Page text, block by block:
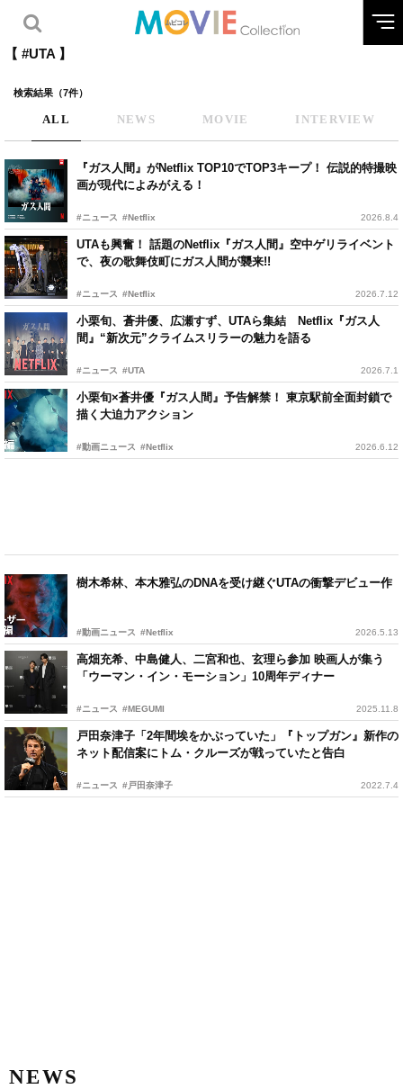
【 #UTA 】
検索結果（7件）
ALL NEWS MOVIE INTERVIEW
『ガス人間』がNetflix TOP10でTOP3キープ！ 伝説的特撮映
画が現代によみがえる！
#ニュース #Netflix 2026.8.4
UTAも興奮！ 話題のNetflix『ガス人間』空中ゲリライベント
で、夜の歌舞伎町にガス人間が襲来!!
#ニュース #Netflix 2026.7.12
小栗旬、蒼井優、広瀬すず、UTAら集結 Netflix『ガス人
間』“新次元”クライムスリラーの魅力を語る
#ニュース #UTA 2026.7.1
小栗旬×蒼井優『ガス人間』予告解禁！ 東京駅前全面封鎖で
描く大迫力アクション
#動画ニュース #Netflix 2026.6.12
樹木希林、本木雅弘のDNAを受け継ぐUTAの衝撃デビュー作
#動画ニュース #Netflix 2026.5.13
高畑充希、中島健人、二宮和也、玄理ら参加 映画人が集う
「ウーマン・イン・モーション」10周年ディナー
#ニュース #MEGUMI 2025.11.8
戸田奈津子「2年間埃をかぶっていた」『トップガン』新作の
ネット配信案にトム・クルーズが戦っていたと告白
#ニュース #戸田奈津子 2022.7.4
NEWS